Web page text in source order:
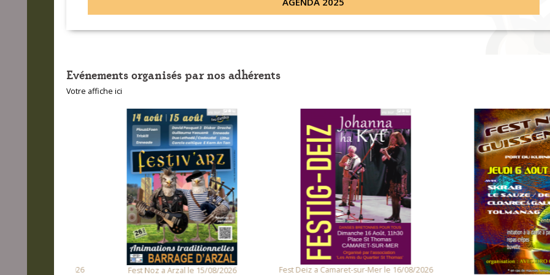
Evénements organisés par nos adhérents
Votre affiche ici
Fest Noz a Arzal le 15/08/2026
Fest Deiz a Camaret-sur-Mer le 16/08/2026